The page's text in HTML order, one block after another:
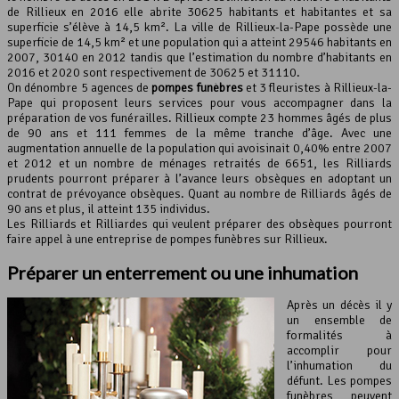
Leaflet, ©OpenStreetMapcontributeurs
de Rillieux en 2016 elle abrite 30625 habitants et habitantes et sa
superficie s’élève à 14,5 km². La ville de Rillieux-la-Pape possède une
superficie de 14,5 km² et une population qui a atteint 29546 habitants en
2007, 30140 en 2012 tandis que l’estimation du nombre d’habitants en
2016 et 2020 sont respectivement de 30625 et 31110.
On dénombre 5 agences de pompes funèbreset 3 fleuristes à Rillieux-la-
Pape qui proposent leurs services pour vous accompagner dans la
préparation de vos funérailles. Rillieux compte 23 hommes âgés de plus
de 90 ans et 111 femmes de la même tranche d’âge. Avec une
augmentation annuelle de la population qui avoisinait 0,40% entre 2007
et 2012 et un nombre de ménages retraités de 6651, les Rilliards
prudents pourront préparer à l’avance leurs obsèques en adoptant un
contrat de prévoyance obsèques. Quant au nombre de Rilliards âgés de
90 ans et plus, il atteint 135 individus.
Les Rilliards et Rilliardes qui veulent préparer des obsèques pourront
faire appel à une entreprise de pompes funèbres sur Rillieux.
Préparer un enterrement ou une inhumation
Après un décès il y
un ensemble de
formalités à
accomplir pour
l’inhumation du
défunt. Les pompes